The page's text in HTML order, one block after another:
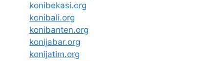
konibekasi.org
konibali.org
konibanten.org
konijabar.org
konijatim.org